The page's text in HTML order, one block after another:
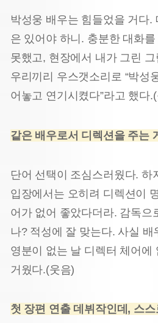
박성웅 배우는 힘들었을 거다.
은 있어야 하니. 충분한 대화
못했고, 현장에서 내가 그린
우리끼리 우스갯소리로 “박성
어놓고 연기시켰다”라고 했다
같은 배우로서 디렉션을 주는
단어 선택이 조심스러웠다. 하
입장에서는 오히려 디렉션이
어가 없어 좋았다더라. 감독으
나? 적성에 잘 맞는다. 사실
영분이 없는 날 디렉터 체어에
거웠다.(웃음)
첫 장편 연출 데뷔작인데, 스